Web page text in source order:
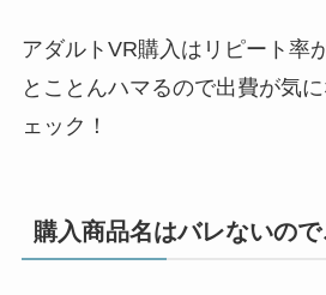
アダルトVR購入はリピート率
とことんハマるので出費が気
ェック！
購入商品名はバレないの